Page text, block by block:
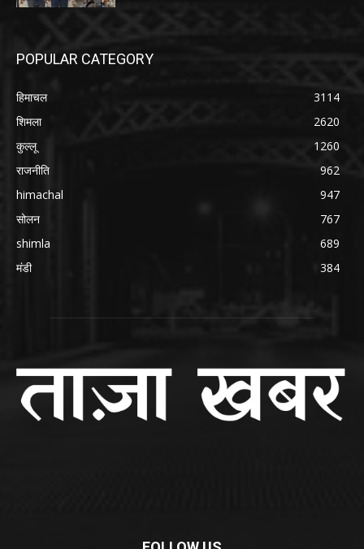
POPULAR CATEGORY
हिमाचल
3114
शिमला
2620
कुल्लू
1260
राजनीति
962
himachal
947
सोलन
767
shimla
689
मंडी
384